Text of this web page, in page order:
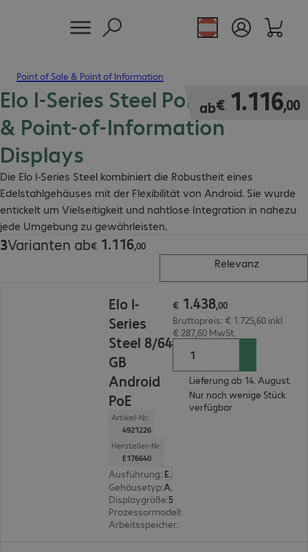
Point of Sale & Point of Information
Elo I-Series Steel Point-of-Sale
& Point-of-Information
Displays
Die Elo I-Series Steel kombiniert die Robustheit eines
Edelstahlgehäuses mit der Flexibilität von Android. Sie wurde
entickelt um Vielseitigkeit und nahtlose Integration in nahezu
jede Umgebung zu gewährleisten.
ab€ 1.116,00
€ 1.116,00
3Varianten ab€ 1.116,00
€ 1.116,00
Relevanz
Elo I-
Series
Steel 8/64
GB
Android
PoE
Artikel-Nr:
4921226
Hersteller-Nr:
E176640
Ausführung:
Europäisch
Gehäusetyp:
All-in-One
Displaygröße:
Prozessormodell:
Arbeitsspeicher:
€ 1.438,00
Bruttopreis: € 1.725,60 inkl.
€ 287,60 MwSt.
Lieferung ab 14. August.
Nur noch wenige Stück
verfügbar